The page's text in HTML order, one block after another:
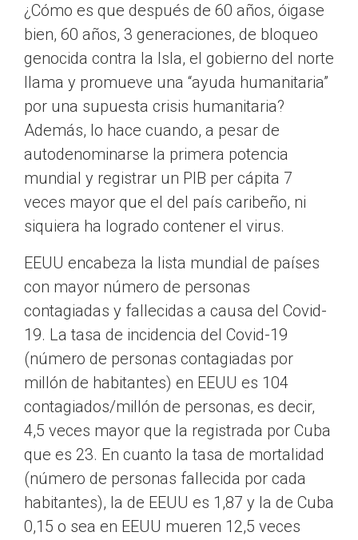
¿Cómo es que después de 60 años, óigase
bien, 60 años, 3 generaciones, de bloqueo
genocida contra la Isla, el gobierno del norte
llama y promueve una “ayuda humanitaria”
por una supuesta crisis humanitaria?
Además, lo hace cuando, a pesar de
autodenominarse la primera potencia
mundial y registrar un PIB per cápita 7
veces mayor que el del país caribeño, ni
siquiera ha logrado contener el virus.
EEUU encabeza la lista mundial de países
con mayor número de personas
contagiadas y fallecidas a causa del Covid-
19. La tasa de incidencia del Covid-19
(número de personas contagiadas por
millón de habitantes) en EEUU es 104
contagiados/millón de personas, es decir,
4,5 veces mayor que la registrada por Cuba
que es 23. En cuanto la tasa de mortalidad
(número de personas fallecida por cada
habitantes), la de EEUU es 1,87 y la de Cuba
0,15 o sea en EEUU mueren 12,5 veces